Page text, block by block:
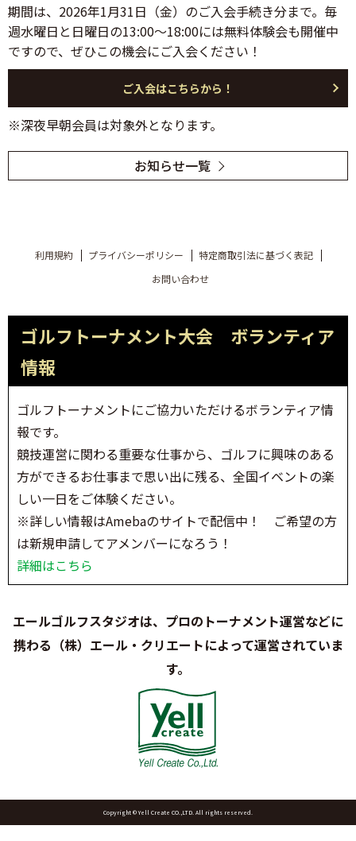
期間は、2026年1月31日（金）のご入会手続き分まで。毎
週水曜日と日曜日の13:00〜18:00には無料体験会も開催中
ですので、ぜひこの機会にご入会ください！
ご入会はこちらから！
※深夜早朝会員は対象外となります。
お知らせ一覧
利用規約 プライバシーポリシー
特定商取引法に基づく表記
お問い合わせ
ゴルフトーナメント大会 ボランティア
情報
ゴルフトーナメントにご協力いただけるボランティア情
報です。
競技運営に関わる重要な仕事から、ゴルフに興味のある
方ができるお仕事まで思い出に残る、全国イベントの楽
しい一日をご体験ください。
※詳しい情報はAmebaのサイトで配信中！ ご希望の方
は新規申請してアメンバーになろう！
詳細はこちら
エールゴルフスタジオは、プロのトーナメント運営などに
携わる（株）エール・クリエートによって運営されていま
す。
Copyright © Yell Create CO.,LTD. All rights reserved.